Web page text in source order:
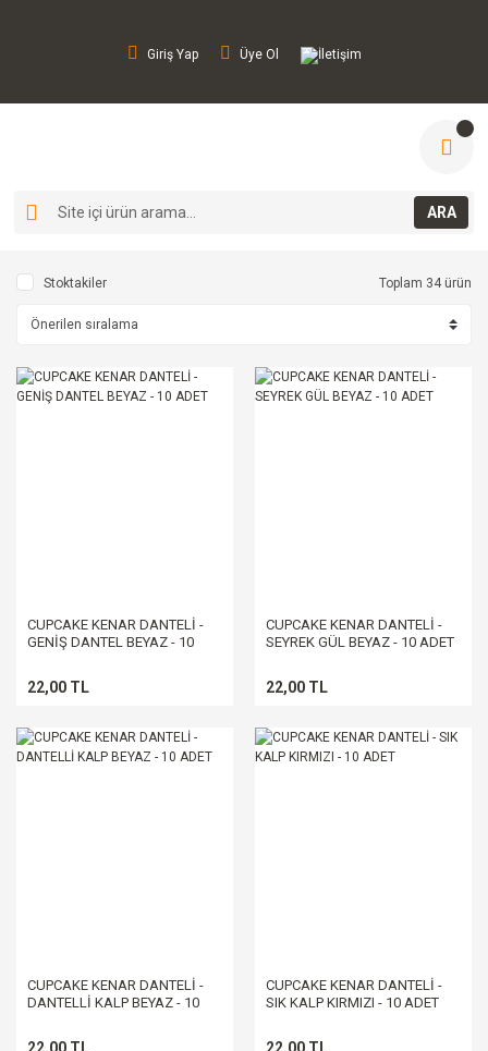
Giriş Yap Üye Ol İletişim
ARA
Stoktakiler Toplam 34 ürün
CUPCAKE KENAR DANTELİ -
GENİŞ DANTEL BEYAZ - 10
22,00 TL
CUPCAKE KENAR DANTELİ -
SEYREK GÜL BEYAZ - 10 ADET
22,00 TL
CUPCAKE KENAR DANTELİ -
DANTELLİ KALP BEYAZ - 10
CUPCAKE KENAR DANTELİ -
SIK KALP KIRMIZI - 10 ADET